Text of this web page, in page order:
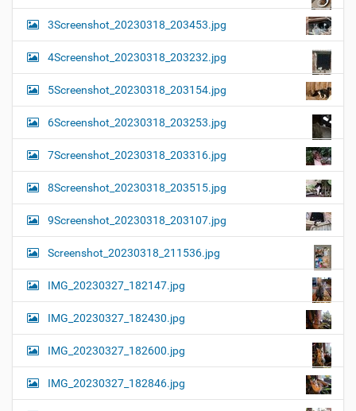
3Screenshot_20230318_203453.jpg
4Screenshot_20230318_203232.jpg
5Screenshot_20230318_203154.jpg
6Screenshot_20230318_203253.jpg
7Screenshot_20230318_203316.jpg
8Screenshot_20230318_203515.jpg
9Screenshot_20230318_203107.jpg
Screenshot_20230318_211536.jpg
IMG_20230327_182147.jpg
IMG_20230327_182430.jpg
IMG_20230327_182600.jpg
IMG_20230327_182846.jpg